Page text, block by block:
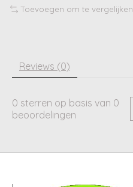
Toevoegen om te vergelijken
Reviews (0)
0 sterren op basis van 0
beoordelingen